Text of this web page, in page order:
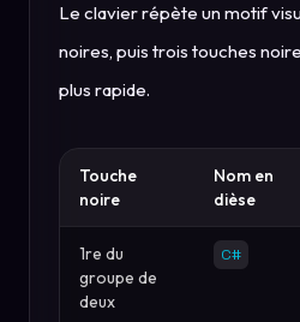
Le clavier répète un motif
noires, puis trois touches
plus rapide.
Touche
noire
Nom en
dièse
1re du
groupe de
deux
C#